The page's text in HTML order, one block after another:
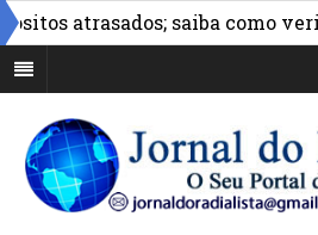
atrasados; saiba como verificar